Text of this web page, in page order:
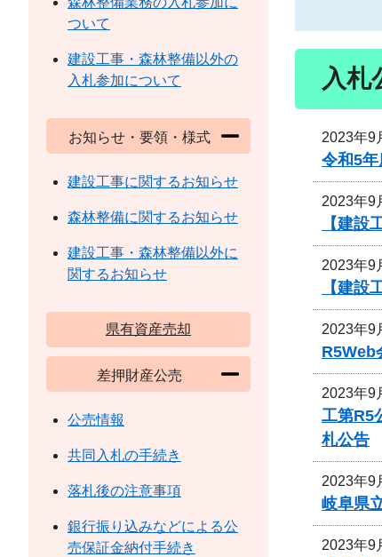
入札
2023年9
令和5
2023年9
【建
2023年9
【建
2023年9
R5Web
2023年9
工第R5
札公告
2023年9
岐阜県
2023年9
ついて
建設工事・森林整備以外の
入札参加について
お知らせ・要領・様式
建設工事に関するお知らせ
森林整備に関するお知らせ
建設工事・森林整備以外に
関するお知らせ
県有資産売却
差押財産公売
公売情報
共同入札の手続き
落札後の注意事項
銀行振り込みなどによる公
売保証金納付手続き